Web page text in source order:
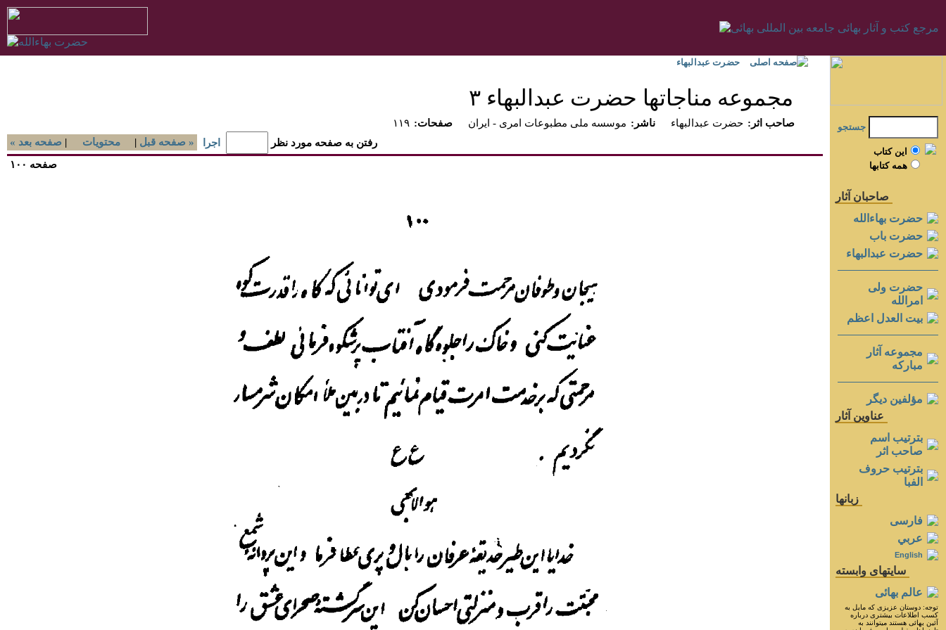
صفحه اصلی حضرت عبدالبهاء
مجموعه مناجاتها حضرت عبدالبهاء ۳
۱۱۹ :صفحات موسسه ملی مطبوعات امری - ايران :ناشر حضرت عبدالبهاء
:صاحب اثر
« صفحه بعد | محتويات | صفحه قبل » رفتن به صفحه مورد نظر
اجرا
جستجو
اين کتاب
همه کتابها
صاحبان آثار
حضرت بهاءالله
حضرت باب
حضرت عبدالبهاء
حضرت ولی
امرالله
بيت العدل اعظم
مجموعه آثار
مباركه
مؤلفين ديگر
عناوين آثار
بترتيب اسم
صاحب اثر
بترتيب حروف
الفبا
زبانها
فارسی
عربي
English
سايتهای وابسته
عالم بهائی
توجه: دوستان عزيزى كه مايل به
كسب اطلاعات بيشترى درباره
آئين بهائى هستند ميتوانند به